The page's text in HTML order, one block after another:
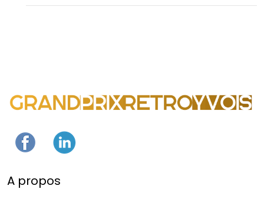
A propos